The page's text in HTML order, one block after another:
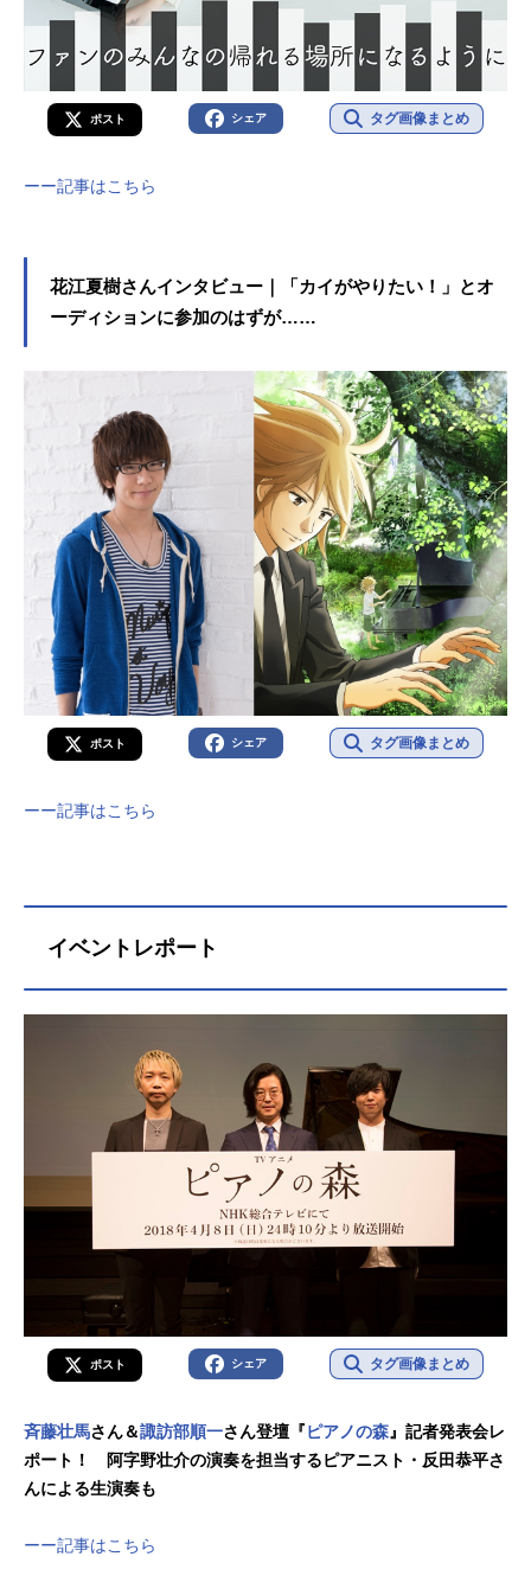
ポスト シェア タグ画像まとめ
ーー記事はこちら
花江夏樹さんインタビュー｜「カイがやりたい！」とオ
ーディションに参加のはずが……
ポスト シェア タグ画像まとめ
ーー記事はこちら
イベントレポート
ポスト シェア タグ画像まとめ
斉藤壮馬さん＆諏訪部順一さん登壇『ピアノの森』記者発表会レ
ポート！ 阿字野壮介の演奏を担当するピアニスト・反田恭平さ
んによる生演奏も
ーー記事はこちら